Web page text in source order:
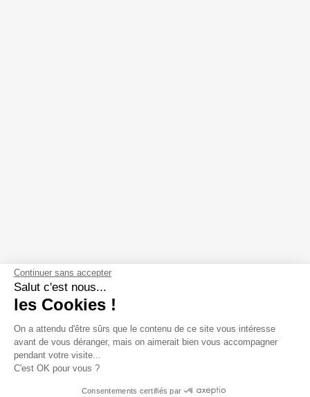
Salut c'est nous...
les Cookies !
ce site vous intéresse avant de vous
déranger, mais on aimerait bien vous accompagner pendant votre
visite...
C'est OK pour vous ?
Consentements certifiés par